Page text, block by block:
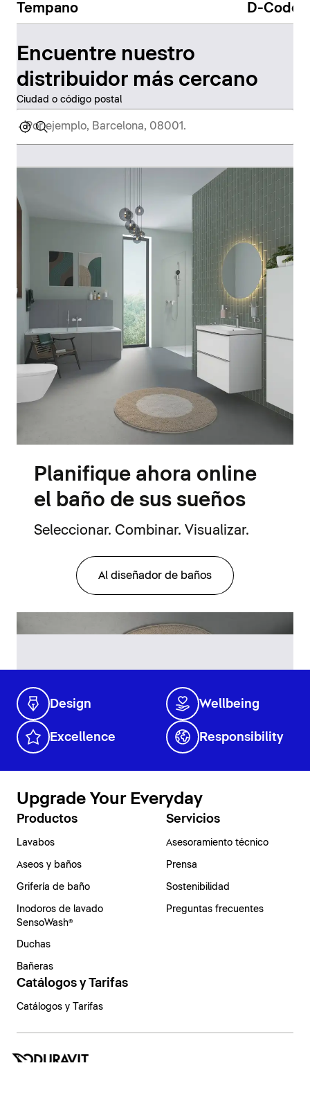
Tempano D-Code
Encuentre nuestro
distribuidor más cercano
Ciudad o código postal
Planifique ahora online
el baño de sus sueños
Seleccionar. Combinar. Visualizar.
Al diseñador de baños
Design Wellbeing
Excellence Responsibility
Upgrade Your Everyday
Productos
Lavabos
Aseos y baños
Grifería de baño
Inodoros de lavado
SensoWash®
Duchas
Bañeras
Servicios
Asesoramiento técnico
Prensa
Sostenibilidad
Preguntas frecuentes
Catálogos y Tarifas
Catálogos y Tarifas